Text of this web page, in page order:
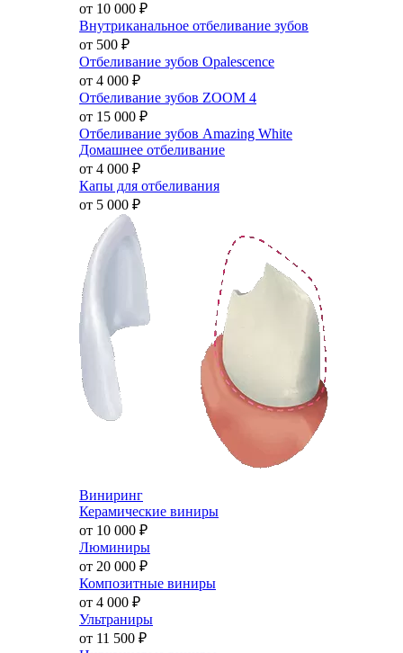
от 10 000 ₽
Внутриканальное отбеливание зубов
от 500 ₽
Отбеливание зубов Opalescence
от 4 000 ₽
Отбеливание зубов ZOOM 4
от 15 000 ₽
Отбеливание зубов Amazing White
Домашнее отбеливание
от 4 000 ₽
Капы для отбеливания
от 5 000 ₽
Виниринг
Керамические виниры
от 10 000 ₽
Люминиры
от 20 000 ₽
Композитные виниры
от 4 000 ₽
Ультраниры
от 11 500 ₽